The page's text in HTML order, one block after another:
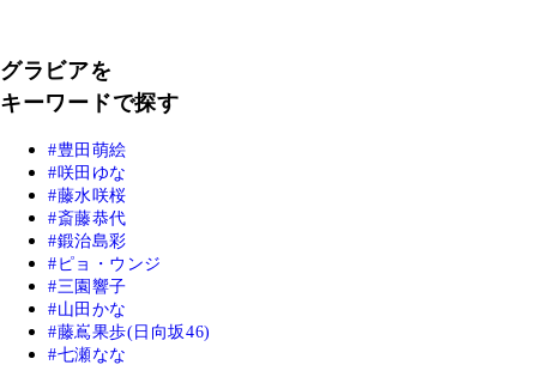
グラビアを
キーワードで探す
豊田萌絵
咲田ゆな
藤水咲桜
斎藤恭代
鍛治島彩
ピョ・ウンジ
三園響子
山田かな
藤嶌果歩(日向坂46)
七瀬なな